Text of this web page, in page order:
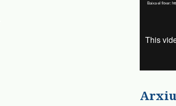
vídeo
Baixa el fitxer: